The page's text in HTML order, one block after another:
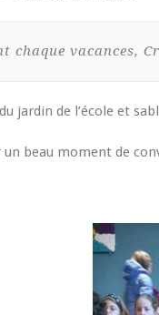
L
e
e
s
d
e
C
r
chaque
jardin de l’école et
un beau moment de